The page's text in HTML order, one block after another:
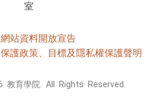
室
站資料開放宣告
護政策、目標及隱私權保護聲明
育學院. All Rights Reserved.